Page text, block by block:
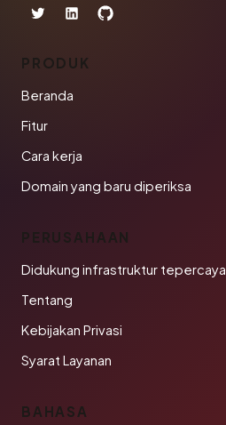
PRODUK
Beranda
Fitur
Cara kerja
Domain yang baru diperiksa
PERUSAHAAN
Didukung infrastruktur tepercaya
Tentang
Kebijakan Privasi
Syarat Layanan
BAHASA